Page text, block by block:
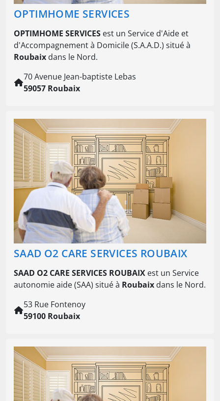
OPTIMHOME SERVICES
OPTIMHOME SERVICES est un Service d'Aide et
d'Accompagnement à Domicile (S.A.A.D.) situé à
Roubaix dans le Nord.
70 Avenue Jean-baptiste Lebas
59057 Roubaix
SAAD O2 CARE SERVICES ROUBAIX
SAAD O2 CARE SERVICES ROUBAIX est un Service
autonomie aide (SAA) situé à Roubaix dans le Nord.
53 Rue Fontenoy
59100 Roubaix